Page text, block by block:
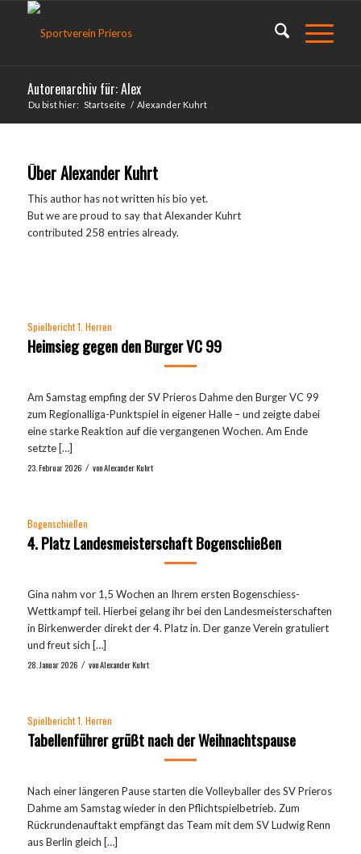
Autorenarchiv für: Alex
Du bist hier: Startseite / Alexander Kuhrt
ÜberAlexander Kuhrt
This author has not written his bio yet.
But we are proud to say thatAlexander Kuhrt
contributed 258 entries already.
Spielbericht 1. Herren
Heimsieg gegen den Burger VC 99
Am Samstag empfing der SV Prieros Dahme den Burger VC 99
zum Regionalliga-Punktspiel in eigener Halle – und zeigte dabei
eine starke Reaktion auf die vergangenen Wochen. Am Ende
setzte […]
23. Februar 2026 / vonAlexander Kuhrt
Bogenschießen
4. Platz Landesmeisterschaft Bogenschießen
Gina nahm vor 1,5 Wochen an Ihrem ersten Bogenschiess-
Wettkampf teil. Hierbei gelang ihr bei den Landesmeisterschaften
in Birkenwerder direkt der 4. Platz in. Der ganze Verein gratuliert
und freut sich […]
28. Januar 2026 / vonAlexander Kuhrt
Spielbericht 1. Herren
Tabellenführer grüßt nach der Weihnachtspause
Nach einer längeren Pause starten die Volleyballer des SV Prieros
Dahme am Samstag wieder in den Pflichtspielbetrieb. Zum
Rückrundenauftakt empfängt das Team mit dem SV Ludwig Renn
aus Berlin gleich […]